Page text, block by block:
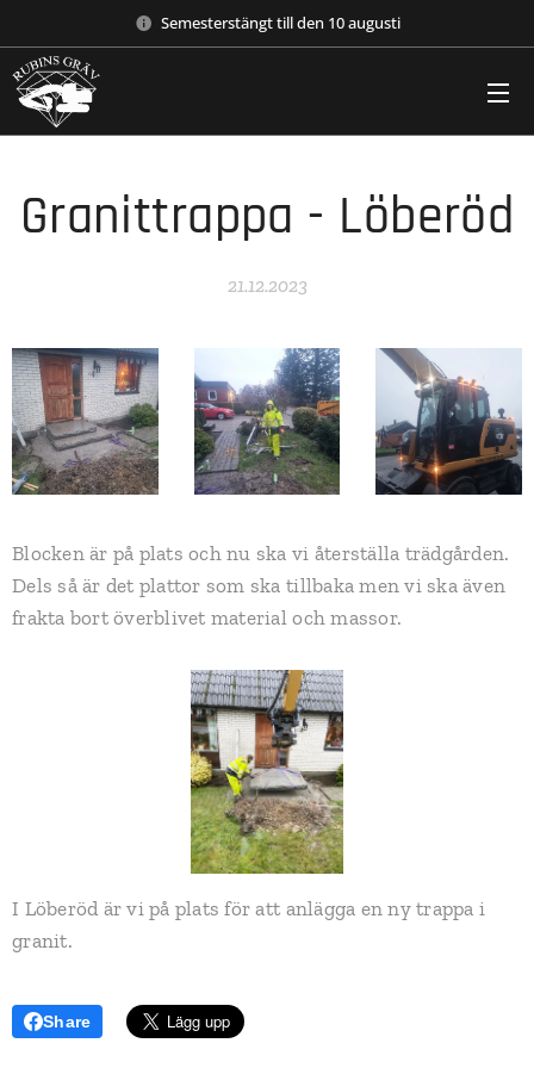
Semesterstängt till den 10 augusti
Granittrappa - Löberöd
21.12.2023
Blocken är på plats och nu ska vi återställa trädgården.
Dels så är det plattor som ska tillbaka men vi ska även
frakta bort överblivet material och massor.
I Löberöd är vi på plats för att anlägga en ny trappa i
granit.
Share